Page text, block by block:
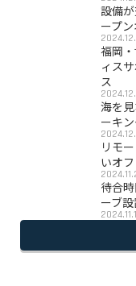
設備
ープ
福岡
ィス
ス
海を
ーキ
リモ
いオ
待合
ーブ